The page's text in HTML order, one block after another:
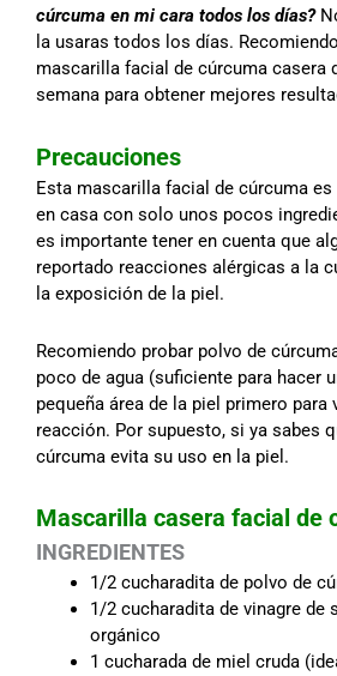
cúrcuma en mi cara todos los días?
la usaras todos los días.
mascarilla facial de cúrcuma casera
semana para obtener mejores
Precauciones
Esta mascarilla facial de cúrcuma
en casa con solo unos pocos
es importante tener en cuenta que
reportado reacciones alérgicas a la
la exposición de la piel.
Recomiendo probar polvo de
poco de agua (suficiente para hacer
pequeña área de la piel primero para
reacción. Por supuesto, si ya sabes
cúrcuma evita su uso en la piel.
Mascarilla casera facial de
INGREDIENTES
1/2 cucharadita de polvo de
1/2 cucharadita de vinagre de
orgánico
1 cucharada de miel cruda